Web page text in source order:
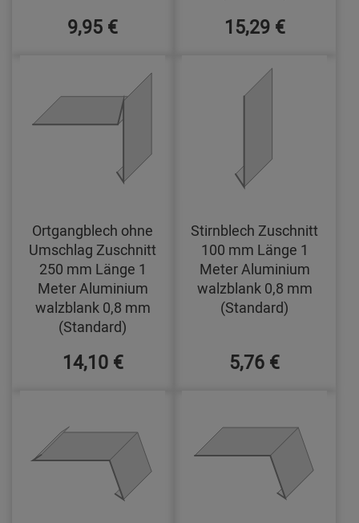
9,95 € 15,29 €
Ortgangblech ohne
Umschlag Zuschnitt
250 mm Länge 1
Meter Aluminium
walzblank 0,8 mm
(Standard)
14,10 €
Stirnblech Zuschnitt
100 mm Länge 1
Meter Aluminium
walzblank 0,8 mm
(Standard)
5,76 €